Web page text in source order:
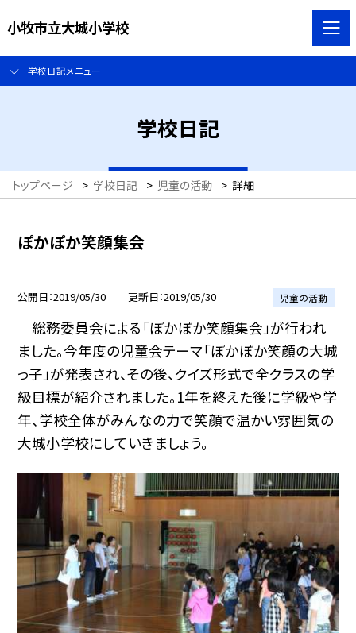
小牧市立大城小学校
学校日記メニュー
学校日記
トップページ > 学校日記 > 児童の活動 > 詳細
ぽかぽか笑顔集会
公開日 2019/05/30 更新日 2019/05/30 児童の活動
総務委員会による「ぽかぽか笑顔集会」が行われ
ました。今年度の児童会テーマ「ぽかぽか笑顔の大城
っ子」が発表され、その後、クイズ形式で全クラスの学
級目標が紹介されました。1年を終えた後に学級や学
年、学校全体がみんなの力で笑顔で温かい雰囲気の
大城小学校にしていきましょう。